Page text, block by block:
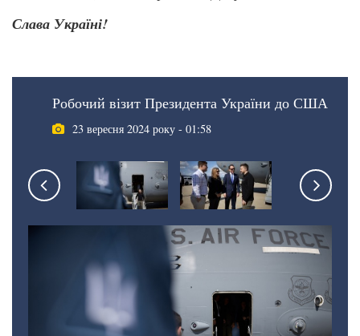
Слава Україні!
Робочий візит Президента України до США
23 вересня 2024 року - 01:58